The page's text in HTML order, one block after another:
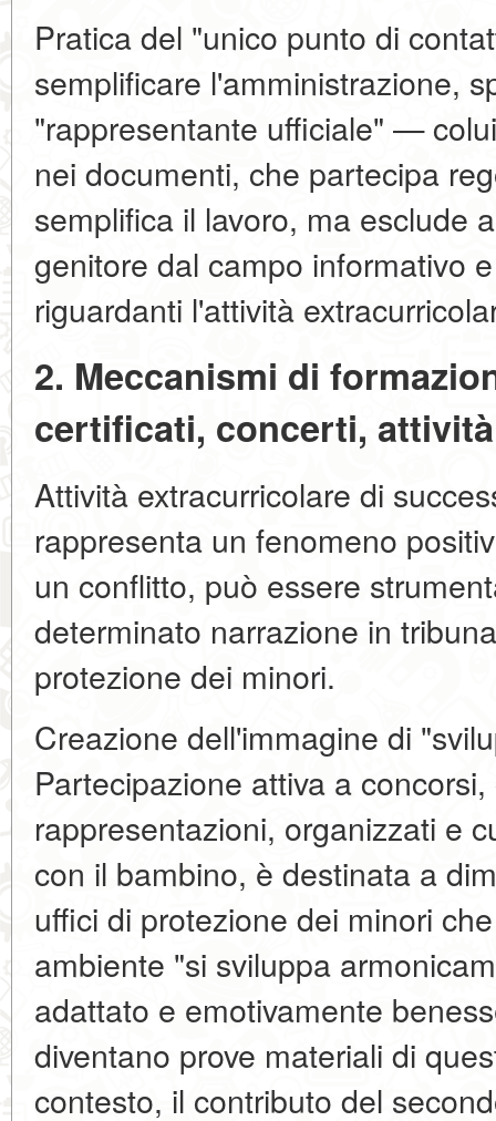
Pratica del "unico punto di
semplificare l'amministrazione,
"rappresentante ufficiale" —
nei documenti, che partecipa
semplifica il lavoro, ma esclude
genitore dal campo informativo
riguardanti l'attività
2. Meccanismi di
certificati, concerti,
Attività extracurricolare di
rappresenta un fenomeno
un conflitto, può essere
determinato narrazione in
protezione dei minori.
Creazione dell'immagine di
Partecipazione attiva a
rappresentazioni, organizzati e
con il bambino, è destinata a
uffici di protezione dei minori
ambiente "si sviluppa
adattato e emotivamente
diventano prove materiali di
contesto, il contributo del